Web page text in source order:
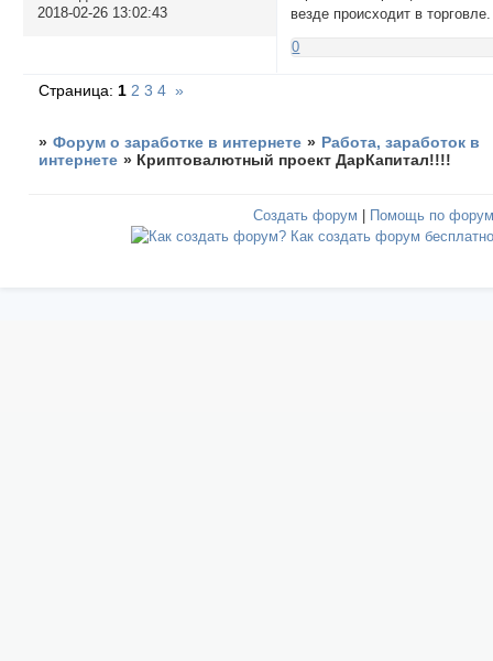
2018-02-26 13:02:43
везде происходит в торговле.
0
Страница: 1 2 3 4 »
» Форум о заработке в интернете » Работа, заработок в
интернете » Криптовалютный проект ДарКапитал!!!!
Создать форум | Помощь по